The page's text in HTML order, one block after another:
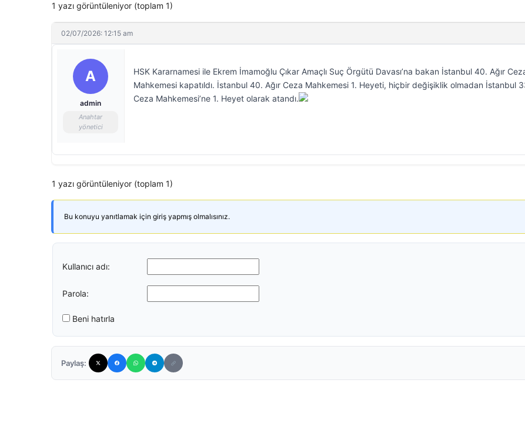
1 yazı görüntüleniyor (toplam 1)
02/07/2026: 12:15 am
A
admin
Anahtar
yönetici
HSK Kararnamesi ile Ekrem İmamoğlu Çıkar Amaçlı Suç Örgütü Davası’na bakan İstanbul 40. Ağır
Mahkemesi kapatıldı. İstanbul 40. Ağır Ceza Mahkemesi 1. Heyeti, hiçbir değişiklik olmadan İstanbul
Ceza Mahkemesi’ne 1. Heyet olarak atandı.
1 yazı görüntüleniyor (toplam 1)
Bu konuyu yanıtlamak için giriş yapmış olmalısınız.
Kullanıcı adı:
Parola:
Beni hatırla
Paylaş: